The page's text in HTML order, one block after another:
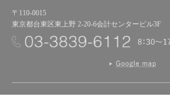
〒110-0015
東京都台東区東上野 2-20-6会計センタービル3F